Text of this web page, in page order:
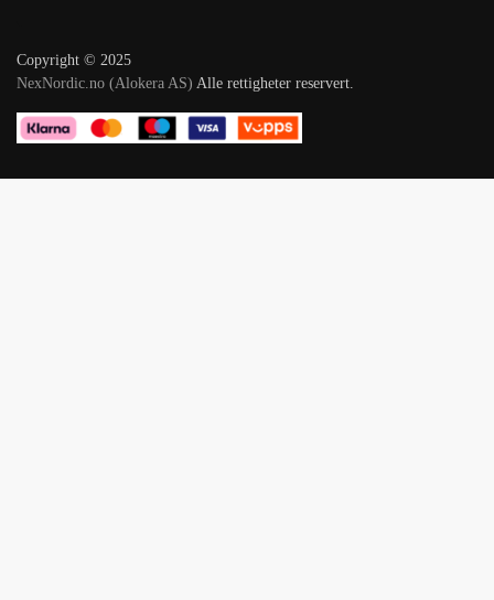
Copyright © 2025
NexNordic.no (Alokera AS) Alle rettigheter reservert.